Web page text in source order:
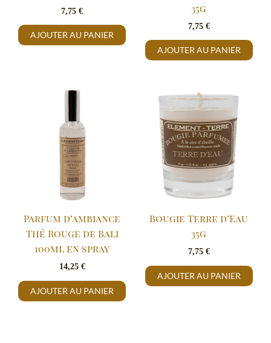
7,75€
AJOUTER AU PANIER
35g
7,75 €
AJOUTER AU PANIER
Parfum d’ambiance
Thé Rouge de Bali
100ml en spray
14,25 €
AJOUTER AU PANIER
Bougie Terre d’Eau
35g
7,75 €
AJOUTER AU PANIER